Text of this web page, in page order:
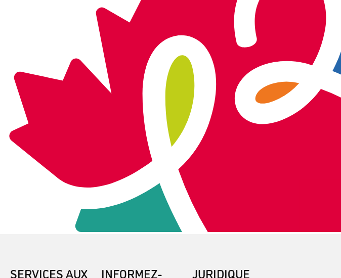
SERVICES AUX
INFORMEZ-
JURIDIQUE